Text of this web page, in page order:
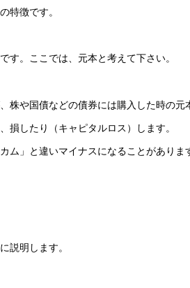
特徴です。
す。ここでは、元本と考えて下さい。
株や国債などの債券には購入した時の
損したり（キャピタルロス）します。
ム」と違いマイナスになることがありま
説明します。